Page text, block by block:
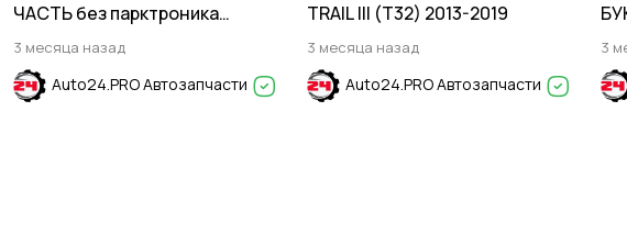
ЧАСТЬ без парктроника
CHEVROLET EQUINOX 2017-2023
3 месяца назад
Auto24.PRO Автозапчасти
TRAIL III (Т32) 2013-2019
3 месяца назад
Auto24.PRO Автозапчасти
3